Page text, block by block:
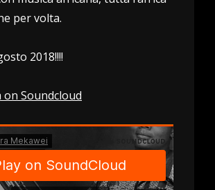
per volta.
2018!!!!
on Soundcloud